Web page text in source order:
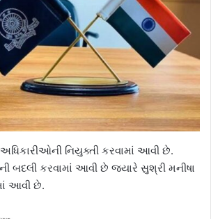
નિયુક્તી કરવામાં આવી છે.
બદલી કરવામાં આવી છે જ્યારે સુશ્રી મનીષા
આવી છે.